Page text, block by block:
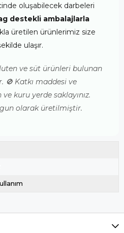
oluşabilecek darbeleri
destekli ambalajlarla
üretilen ürünlerimiz size
ulaşır.
ve süt ürünleri bulunan
Katkı maddesi ve
kuru yerde saklayınız.
olarak üretilmiştir.